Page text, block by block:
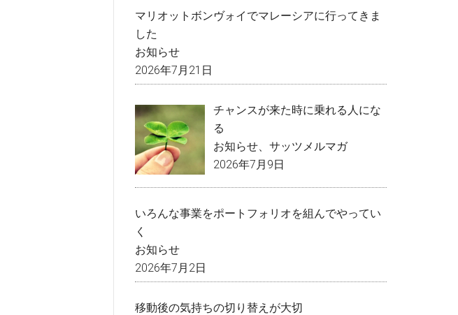
マリオットボンヴォイでマレーシアに行ってきま
した
お知らせ
2026年7月21日
チャンスが来た時に乗れる人にな
る
お知らせ
サッツメルマガ
2026年7月9日
いろんな事業をポートフォリオを組んでやってい
く
お知らせ
2026年7月2日
移動後の気持ちの切り替えが大切